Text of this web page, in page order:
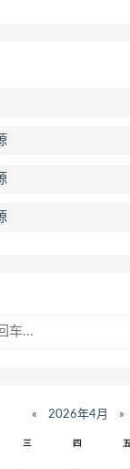
« 2026年4月 »
三 四